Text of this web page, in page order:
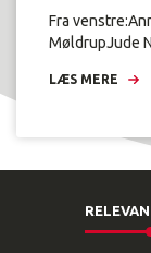
Fra
MøldrupJude
LÆS MERE